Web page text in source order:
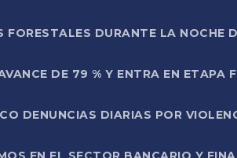
DURANTE LA NOCHE
DE 79 % Y ENTRA EN ETAPA
DENUNCIAS DIARIAS POR